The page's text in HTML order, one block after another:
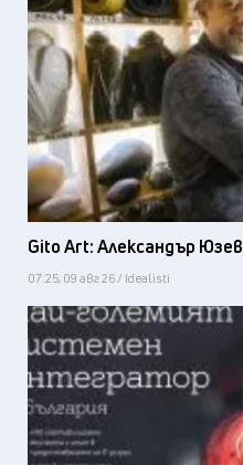
Gito Art: Александър Юзев
07:25, 09 авг 26 / Idealisti